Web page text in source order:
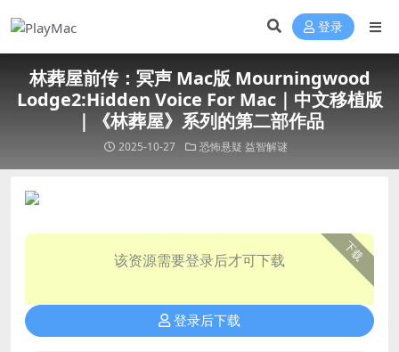
登录
林葬屋前传：冥声 Mac版 Mourningwood
Lodge2:Hidden Voice For Mac｜中文移植版
｜《林葬屋》系列的第二部作品
2025-10-27 恐怖悬疑 益智解谜
下载
该资源需要登录后才可下载
登录后下载